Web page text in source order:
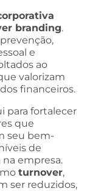
branding.
e
ao
valorizam
financeiros.
para fortalecer
que
seu bem-
de
empresa.
turnover,
ser reduzidos,